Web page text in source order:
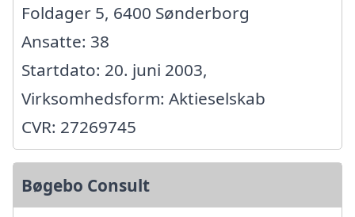
Foldager 5, 6400 Sønderborg
Ansatte: 38
Startdato: 20. juni 2003,
Virksomhedsform: Aktieselskab
CVR: 27269745
Bøgebo Consult